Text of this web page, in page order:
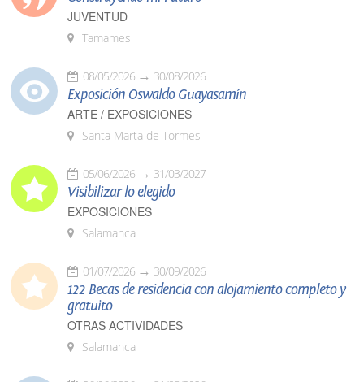
JUVENTUD
Tamames
08/05/2026 30/08/2026
Exposición Oswaldo Guayasamín
ARTE / EXPOSICIONES
Santa Marta de Tormes
05/06/2026 31/03/2027
Visibilizar lo elegido
EXPOSICIONES
Salamanca
01/07/2026 30/09/2026
122 Becas de residencia con alojamiento completo y
gratuito
OTRAS ACTIVIDADES
Salamanca